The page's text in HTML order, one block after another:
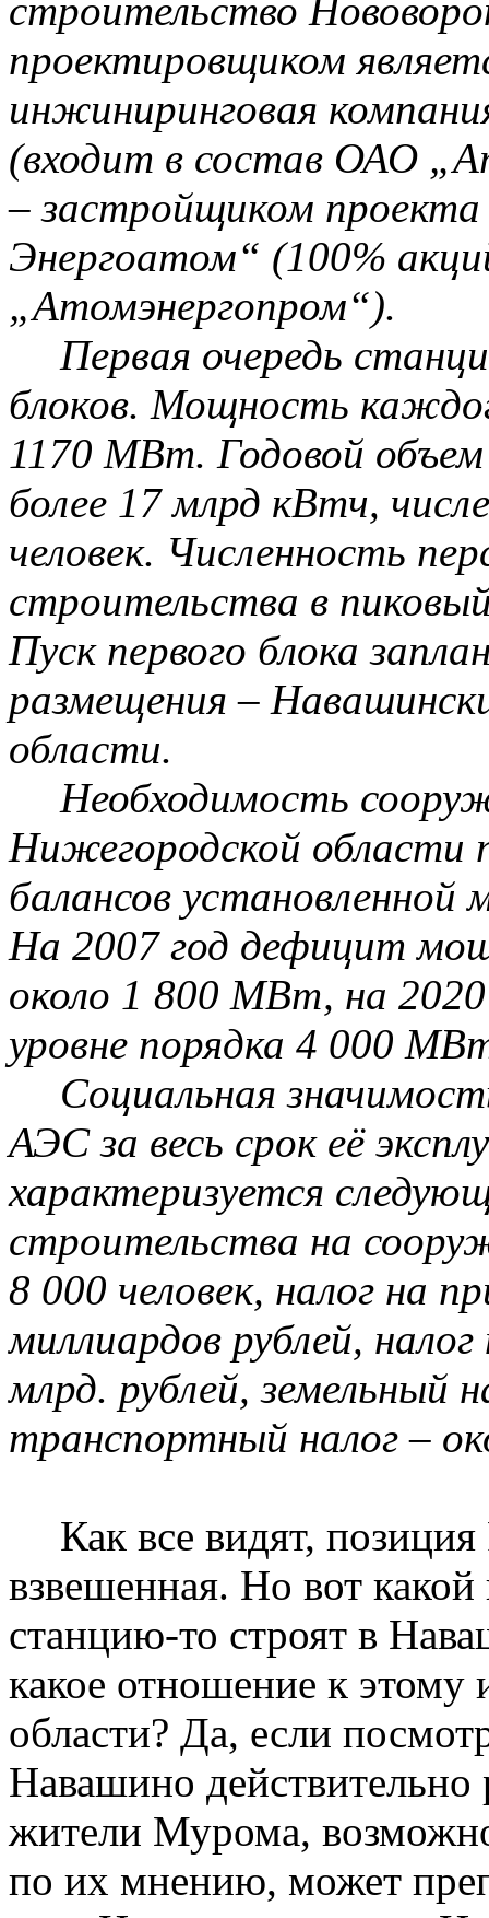
строительство
проектировщиком
инжиниринговая
(входит в состав ОАО „
– застройщиком
Энергоатом“ (100%
„Атомэнергопром“).
Первая очередь
блоков. Мощность
1170 МВт. Годовой
более 17млрд кВтч,
человек. Численность
строительства в
Пуск первого блока
размещения –
области.
Необходимость
Нижегородской области
балансов установленной
На 2007 год дефицит
около 1 800 МВт, на 2020
уровне порядка 4 000
Социальная
АЭС за весь срок её
характеризуется
строительства на
8 000 человек, налог на
миллиардов рублей,
млрд. рублей, земельный
транспортный налог –
Как все видят, позиция
взвешенная. Но вот
станцию-то строят в
какое отношение к
области? Да, если
Навашино действительно
жители Мурома,
по их мнению, может